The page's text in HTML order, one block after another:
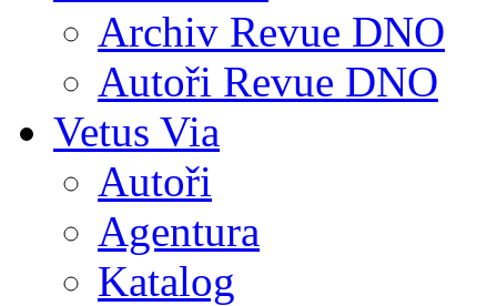
Archiv Revue DNO
Autoři Revue DNO
Vetus Via
Autoři
Agentura
Katalog